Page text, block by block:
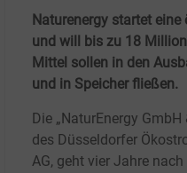
Naturenergy startet
und will bis zu 18
Mittel sollen in den
und in Speicher fließen.
Die „NaturEnergy GmbH
des Düsseldorfer
AG, geht vier Jahre